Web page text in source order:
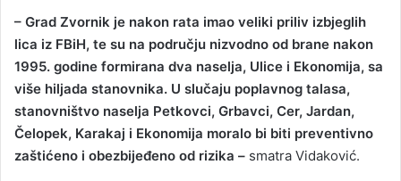
– Grad Zvornik je nakon rata imao veliki priliv izbjeglih
lica iz FBiH, te su na području nizvodno od brane nakon
1995. godine formirana dva naselja, Ulice i Ekonomija, sa
više hiljada stanovnika. U slučaju poplavnog talasa,
stanovništvo naselja Petkovci, Grbavci, Cer, Jardan,
Čelopek, Karakaj i Ekonomija moralo bi biti preventivno
zaštićeno i obezbijeđeno od rizika – smatra Vidaković.